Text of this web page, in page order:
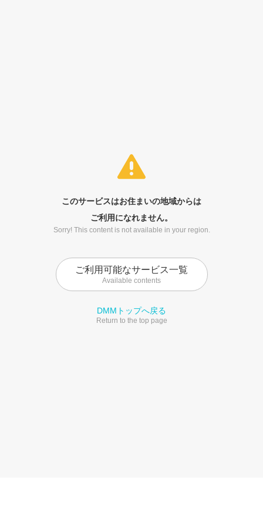
このサービスはお住まいの地域からは
ご利用になれません。
Sorry! This content is not available in your region.
ご利用可能なサービス一覧
Available contents
DMMトップへ戻る
Return to the top page